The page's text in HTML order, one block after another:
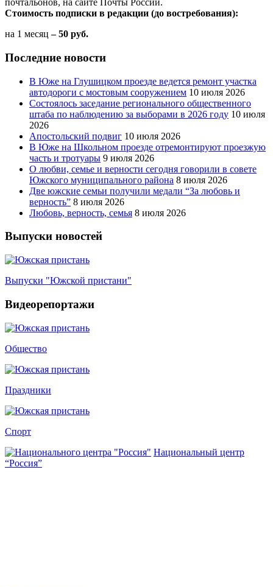
почтальонов, на сайте Почты России.
Стоимость подписки в редакции (до востребования):
на 1 месяц – 50 руб.
Последние новости
В Юже на Глушицком проезде ведется ремонт участка
автодороги с мостовым сооружением 10 июля 2026
Состоялось заседание регионального общественного
штаба по наблюдению за выборами в 2026 году 10 июля
2026
Апостольский подвиг 10 июля 2026
В Юже на Школьном проезде отремонтируют проезжую
часть и тротуары 9 июля 2026
О любви, семье и верности сегодня говорили в совете
Южского муниципального района 8 июля 2026
Две южские семьи получили медали “За любовь и
верность” 8 июля 2026
Любовь, верность, семья 8 июля 2026
Выпуски новостей
Выпуски "Южской пристани"
Видеорепортажи
Общество
Праздники
Спорт
Национальный центр
“Россия”